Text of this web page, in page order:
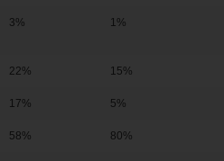
3% 1%
22% 15%
17% 5%
58% 80%